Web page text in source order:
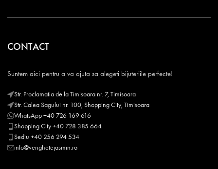
CONTACT
Suntem aici pentru a va ajuta sa alegeti bijuteriile perfecte!
Str. Proclamatia de la Timisoara nr. 7, Timisoara
Str. Calea Sagului nr. 100, Shopping City, Timisoara
WhatsApp +40 726 169 616
Shopping City +40 728 385 664
Sediu +40 256 294 534
info@verighetejasmin.ro